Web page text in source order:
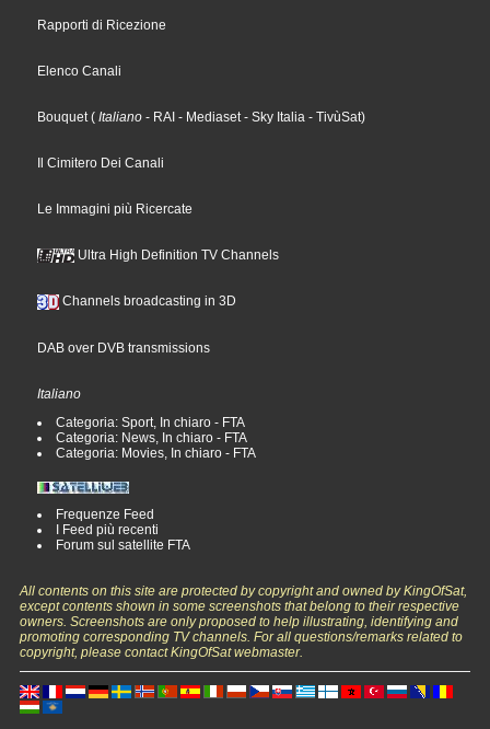
Rapporti di Ricezione
Elenco Canali
Bouquet( Italiano - RAI - Mediaset- Sky Italia - TivùSat)
Il Cimitero Dei Canali
Le Immagini più Ricercate
Ultra High Definition TV Channels
Channels broadcasting in 3D
DAB over DVB transmissions
Italiano
Categoria: Sport, In chiaro - FTA
Categoria: News, In chiaro - FTA
Categoria: Movies, In chiaro - FTA
Frequenze Feed
I Feed più recenti
Forum sul satellite FTA
All contents on this site are protected by copyright and owned by KingOfSat,
except contents shown in some screenshots that belong to their respective
owners. Screenshots are only proposed to help illustrating, identifying and
promoting corresponding TV channels. For all questions/remarks related to
copyright, please contact KingOfSat webmaster.